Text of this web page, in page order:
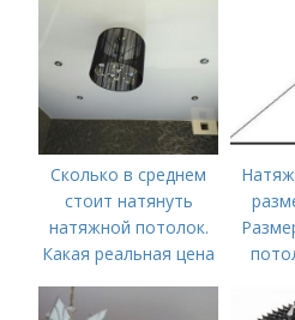
Сколько в среднем
стоит натянуть
натяжной потолок.
Какая реальная цена
натяжных потолков в